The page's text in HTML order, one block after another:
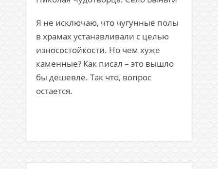
Я не исключаю, что чугунные полы
в храмах устанавливали с целью
износостойкости. Но чем хуже
каменные? Как писал – это вышло
бы дешевле. Так что, вопрос
остается.